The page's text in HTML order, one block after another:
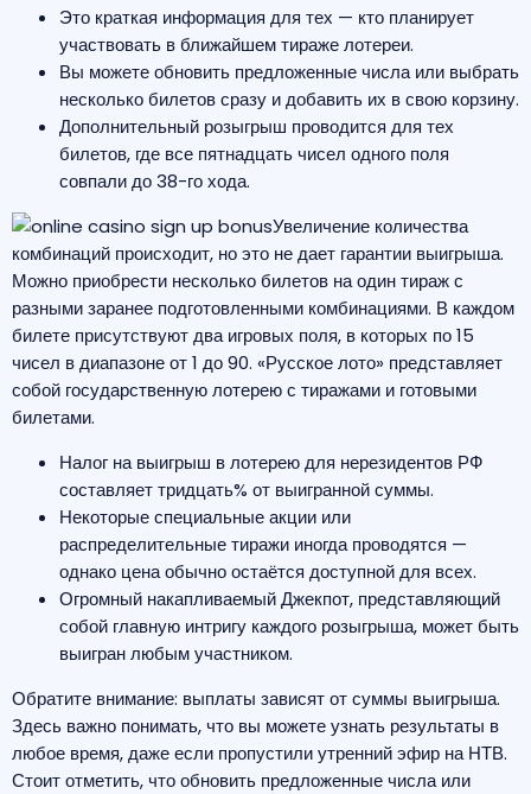
Это краткая информация для тех — кто планирует
участвовать в ближайшем тираже лотереи.
Вы можете обновить предложенные числа или выбрать
несколько билетов сразу и добавить их в свою корзину.
Дополнительный розыгрыш проводится для тех
билетов, где все пятнадцать чисел одного поля
совпали до 38-го хода.
Увеличение количества
комбинаций происходит, но это не дает гарантии выигрыша.
Можно приобрести несколько билетов на один тираж с
разными заранее подготовленными комбинациями. В каждом
билете присутствуют два игровых поля, в которых по 15
чисел в диапазоне от 1 до 90. «Русское лото» представляет
собой государственную лотерею с тиражами и готовыми
билетами.
Налог на выигрыш в лотерею для нерезидентов РФ
составляет тридцать% от выигранной суммы.
Некоторые специальные акции или
распределительные тиражи иногда проводятся —
однако цена обычно остаётся доступной для всех.
Огромный накапливаемый Джекпот, представляющий
собой главную интригу каждого розыгрыша, может быть
выигран любым участником.
Обратите внимание: выплаты зависят от суммы выигрыша.
Здесь важно понимать, что вы можете узнать результаты в
любое время, даже если пропустили утренний эфир на НТВ.
Стоит отметить, что обновить предложенные числа или